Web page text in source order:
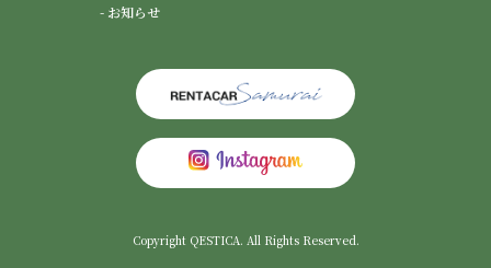
- お知らせ
Copyright QESTICA. All Rights Reserved.